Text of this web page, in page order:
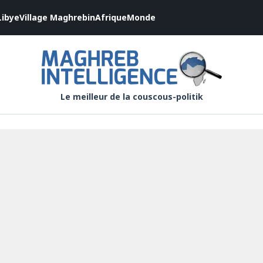
Village MaghrebinAfriqueMonde
Le meilleur de la couscous-politik